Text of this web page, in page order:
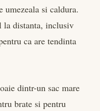
umezeala si caldura.
la distanta, inclusiv
ca are tendinta
dintr-un sac mare
brate si pentru